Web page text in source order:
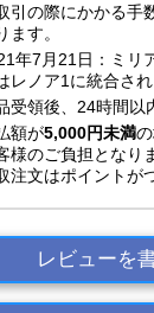
引の際にかかる手
ます。
年7月21日：ミリ
レノア1に統合され
受領後、24時間以
額が5,000円未満
様のご負担となり
注文はポイントが
レビューを